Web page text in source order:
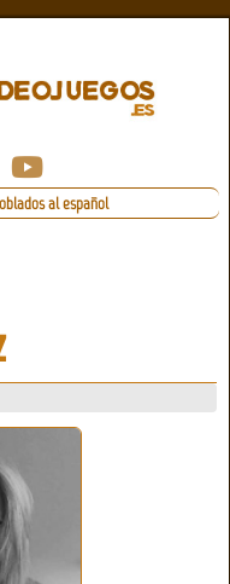
al español